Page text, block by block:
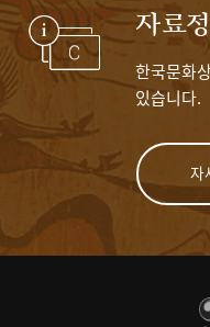
자료
한국문화
있습니다.
자